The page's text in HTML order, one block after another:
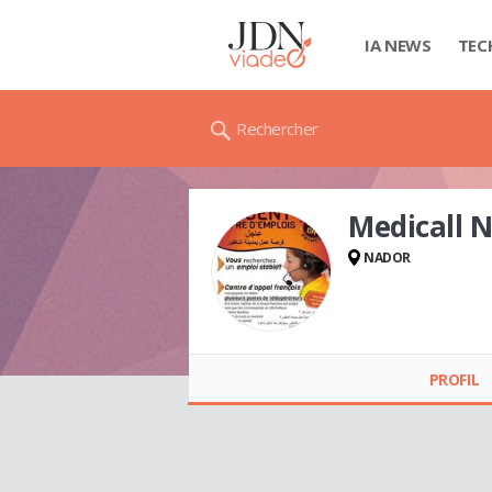
IA NEWS
Rechercher
Medicall NADOR
Medicall
NADOR
PROFIL